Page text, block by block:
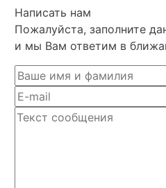
Написать нам
Пожалуйста, заполните
и мы Вам ответим в